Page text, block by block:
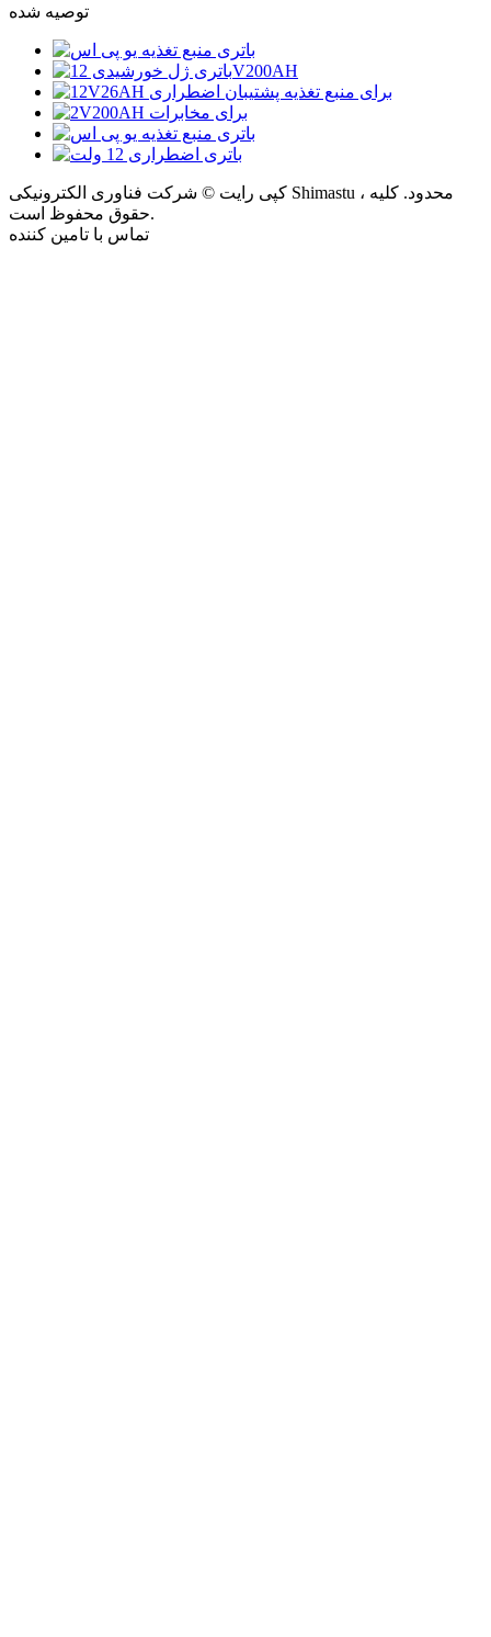
توصیه شده
کپی رایت © شرکت فناوری الکترونیکی Shimastu ، محدود. کلیه
حقوق محفوظ است.
تماس با تامین کننده